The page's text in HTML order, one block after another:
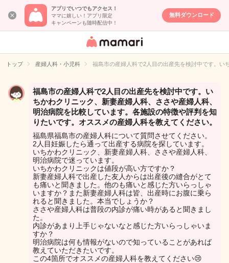
アプリでいつでもアクセス！
ママに嬉しい！アプリ限定
キャンペーンも随時配信中！
無料ダウンロード
女性専用匿名QA
イト
トップ 産婦人科・小児科 福島市の産婦人科で2人目の出産先を検討中です。い
福島市の産婦人科で2人目の出産先を検討中です。い
ちかわクリニック、新妻産婦人科、ささや産婦人科、
明治病院を比較しています。各施設の特徴や評判を知
りたいです。オススメの産婦人科を教えてください。
福島県福島市の産婦人科について質問させてください。
2人目妊娠したら通って出産する病院を探しています。
いちかわクリニック、新妻産婦人科、ささや産婦人科、
明治病院で迷っています。
いちかわクリニックは値段が高い方ですか？
新妻産婦人科で出産した友人からは出産後の縫合がとて
も痛いと聞きました。他のも痛いと感じた方いらっしゃ
いますか？また新妻産婦人科は皆、出産時にお腹に乗ら
れると聞きました。本当でしょうか？
ささや産婦人科は普段の内診が痛い時があると聞きまし
た。
内診があまり上手じゃないなと感じた方いらっしゃいま
すか？
明治病院は何も情報がないので知っていることがあれば
教えていただきたいです。
この4箇所でオススメの産婦人科を教えてください😢